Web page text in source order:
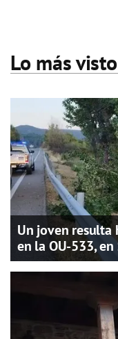
Lo más visto
Un joven resulta
en la OU-533,